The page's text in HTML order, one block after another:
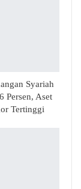
Syariah
Persen, Aset
Tertinggi